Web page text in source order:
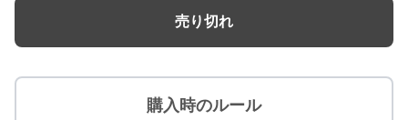
売り切れ
購入時のルール